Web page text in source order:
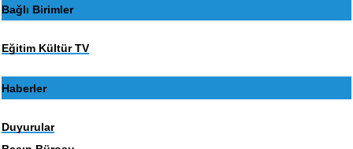
Bağlı Birimler
Eğitim Kültür TV
Haberler
Duyurular